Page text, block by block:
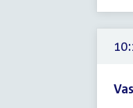
tot
uur